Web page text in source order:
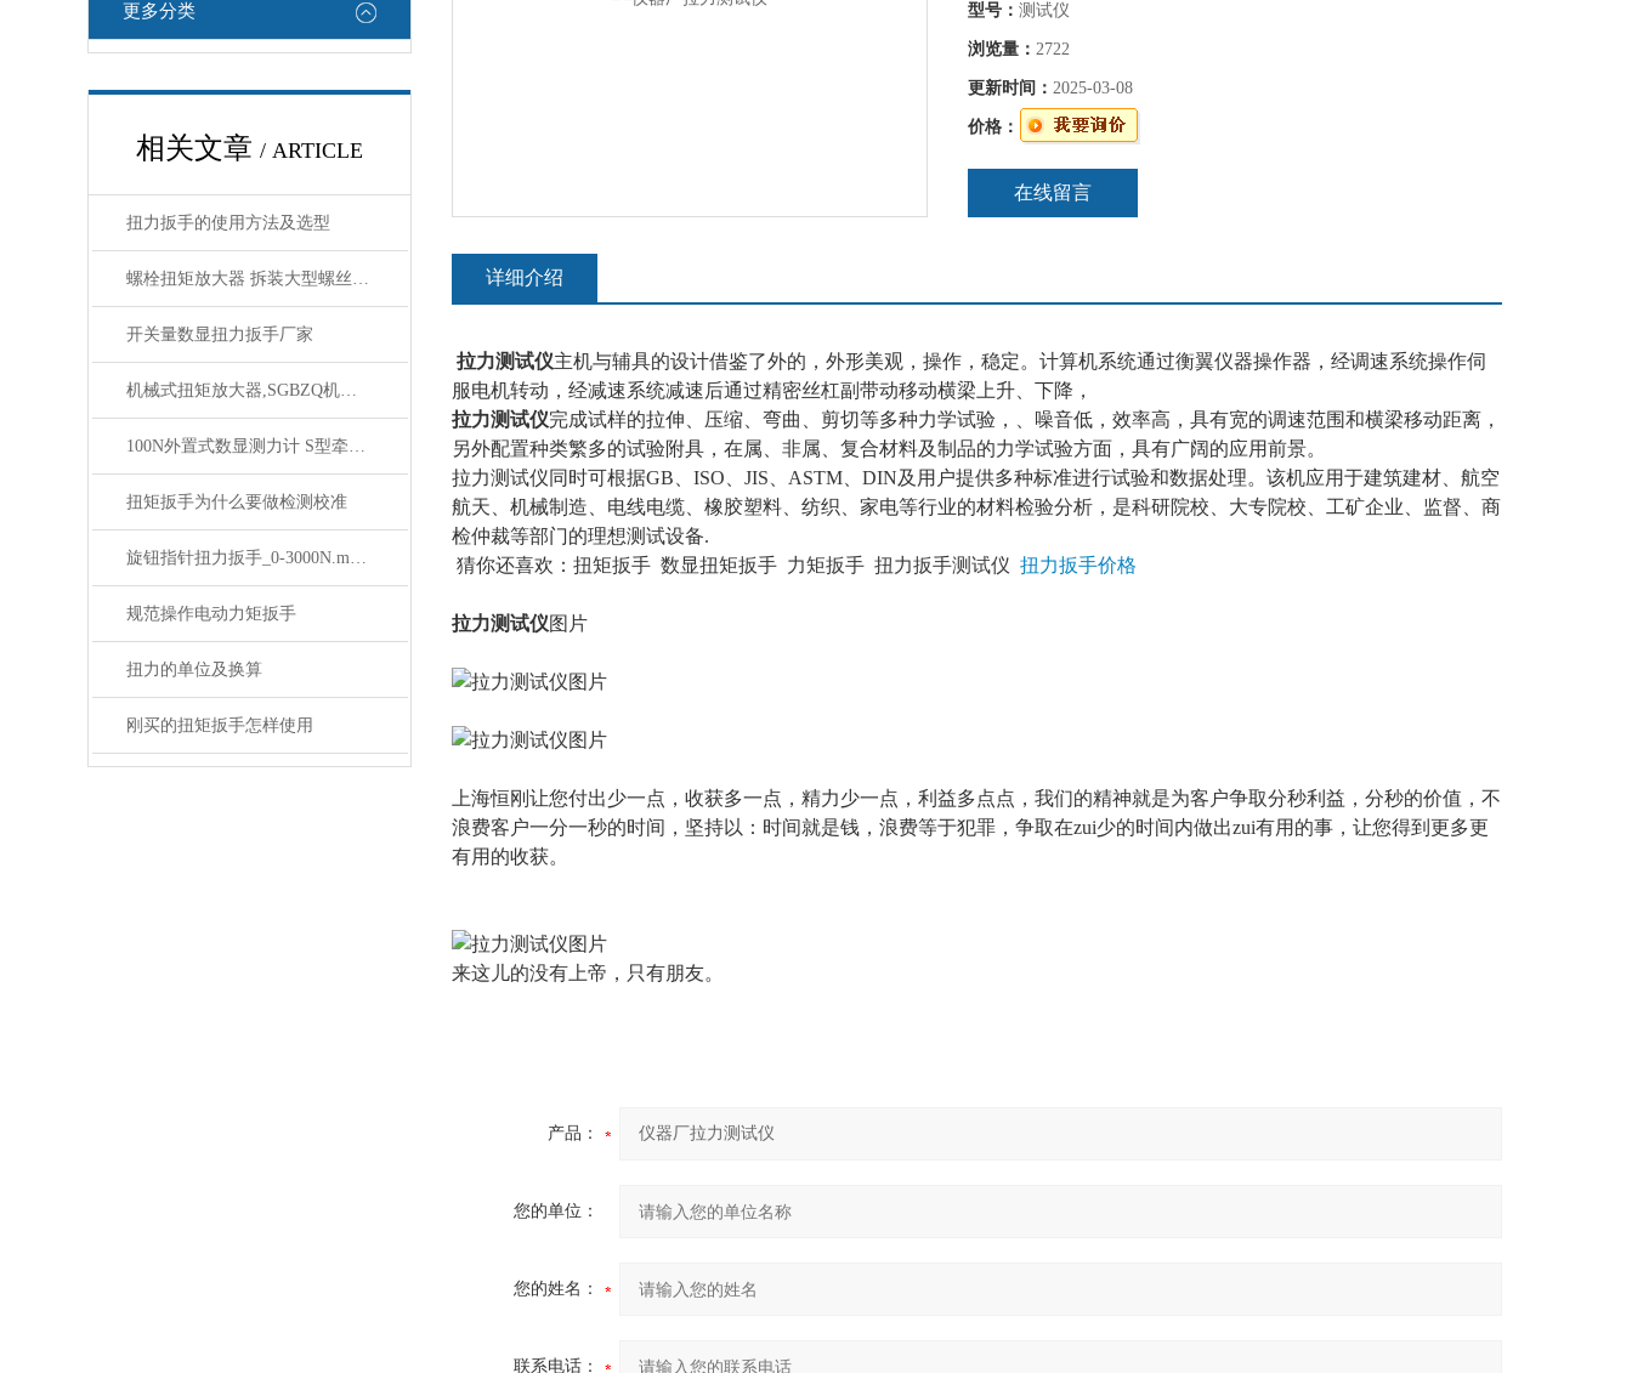
更多分类
相关文章 / ARTICLE
扭力扳手的使用方法及选型
螺栓扭矩放大器 拆装大型螺丝扭力扳手倍增器 扭矩倍增器
开关量数显扭力扳手厂家
机械式扭矩放大器,SGBZQ机械式放大扭矩增力器
100N外置式数显测力计 S型牵引力测试仪
扭矩扳手为什么要做检测校准
旋钮指针扭力扳手_0-3000N.m旋钮表盘扭矩扳手规格
规范操作电动力矩扳手
扭力的单位及换算
刚买的扭矩扳手怎样使用
型号： 测试仪
浏览量： 2722
更新时间： 2025-03-08
价格：
在线留言
详细介绍
拉力测试仪主机与辅具的设计借鉴了外的，外形美观，操作，稳定。计算机系统通过衡翼仪器操作器，经调速系统操作伺
服电机转动，经减速系统减速后通过精密丝杠副带动移动横梁上升、下降，
拉力测试仪完成试样的拉伸、压缩、弯曲、剪切等多种力学试验，、噪音低，效率高，具有宽的调速范围和横梁移动距离，
另外配置种类繁多的试验附具，在属、非属、复合材料及制品的力学试验方面，具有广阔的应用前景。
拉力测试仪同时可根据GB、ISO、JIS、ASTM、DIN及用户提供多种标准进行试验和数据处理。该机应用于建筑建材、航空
航天、机械制造、电线电缆、橡胶塑料、纺织、家电等行业的材料检验分析，是科研院校、大专院校、工矿企业、监督、商
检仲裁等部门的理想测试设备.
猜你还喜欢： 扭矩扳手 数显扭矩扳手 力矩扳手 扭力扳手测试仪 扭力扳手价格
拉力测试仪图片
上海恒刚让您付出少一点，收获多一点，精力少一点，利益多点点，我们的精神就是为客户争取分秒利益，分秒的价值，不
浪费客户一分一秒的时间，坚持以：时间就是钱，浪费等于犯罪，争取在zui少的时间内做出zui有用的事，让您得到更多更
有用的收获。
来这儿的没有上帝，只有朋友。
产品：
您的单位：
您的姓名：
联系电话：